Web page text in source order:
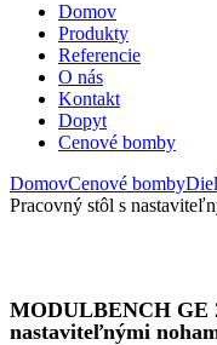
Domov
Produkty
Referencie
O nás
Kontakt
Dopyt
Cenové bomby
DomovCenové bomby
Pracovný stôl s
MODULBENCH GE
nastaviteľnými